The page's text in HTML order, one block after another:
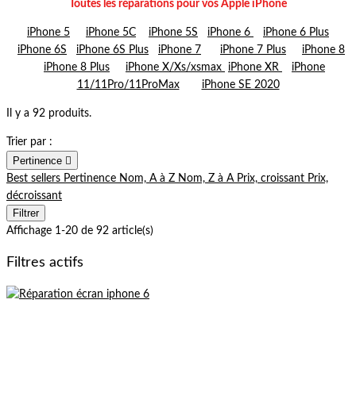
Toutes les réparations pour vos Apple iPhone
iPhone 5 iPhone 5C iPhone 5S iPhone 6
iPhone 6 Plus
iPhone 6S
iPhone 6S Plus iPhone 7 iPhone 7 Plus
iPhone 8
iPhone 8 Plus
iPhone X/Xs/xsmax iPhone XR
iPhone
11/11Pro/11ProMax
iPhone SE 2020
Il y a 92 produits.
Trier par :
Pertinence 
Best sellers Pertinence Nom, A à Z Nom, Z à A Prix, croissant Prix,
décroissant
Filtrer
Affichage 1-20 de 92 article(s)
Filtres actifs